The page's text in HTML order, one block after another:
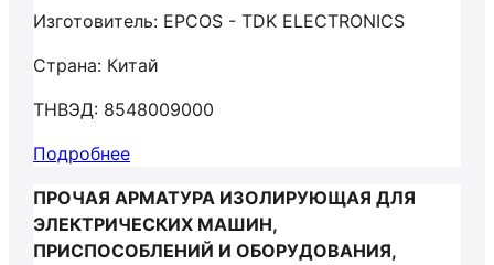
Изготовитель: EPCOS - TDK ELECTRONICS
Страна: Китай
ТНВЭД: 8548009000
Подробнее
ПРОЧАЯ АРМАТУРА ИЗОЛИРУЮЩАЯ ДЛЯ
ЭЛЕКТРИЧЕСКИХ МАШИН,
ПРИСПОСОБЛЕНИЙ И ОБОРУДОВАНИЯ,